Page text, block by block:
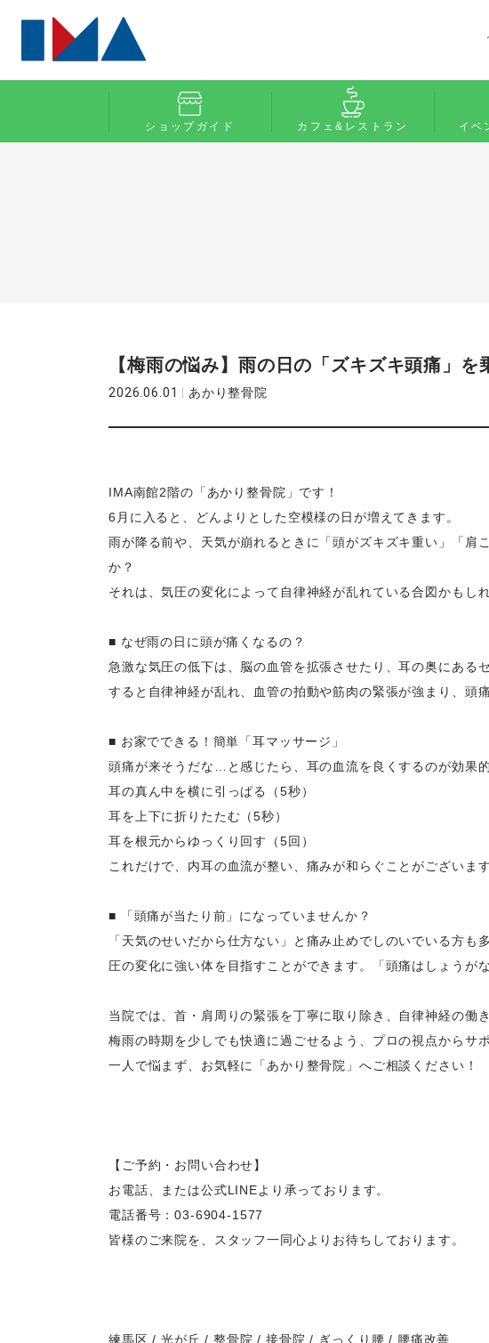
ショップガイド カフェ&レストラン イベ
【梅雨の悩み】雨の日の「ズキズキ頭痛」を
2026.06.01 あかり整骨院
IMA南館2階の「あかり整骨院」です！
​6月に入ると、どんよりとした空模様の日が増えてきます。
雨が降る前や、天気が崩れるときに「頭がズキズキ重い」「肩
か？
それは、気圧の変化によって自律神経が乱れている合図かもしれ
​■ なぜ雨の日に頭が痛くなるの？
急激な気圧の低下は、脳の血管を拡張させたり、耳の奥にある
すると自律神経が乱れ、血管の拍動や筋肉の緊張が強まり、頭
​■ お家でできる！簡単「耳マッサージ」
頭痛が来そうだな…と感じたら、耳の血流を良くするのが効果的
​耳の真ん中を横に引っぱる（5秒）
​耳を上下に折りたたむ（5秒）
​耳を根元からゆっくり回す（5回）
これだけで、内耳の血流が整い、痛みが和らぐことがございます
​■ 「頭痛が当たり前」になっていませんか？
「天気のせいだから仕方ない」と痛み止めでしのいでいる方
圧の変化に強い体を目指すことができます。「頭痛はしょうが
当院では、首・肩周りの緊張を丁寧に取り除き、自律神経の働
梅雨の時期を少しでも快適に過ごせるよう、プロの視点からサ
​一人で悩まず、お気軽に「あかり整骨院」へご相談ください！
【ご予約・お問い合わせ】
お電話、または公式LINEより承っております。
電話番号：03-6904-1577
皆様のご来院を、スタッフ一同心よりお待ちしております。
​練馬区 / 光が丘 / 整骨院 / 接骨院 / ぎっくり腰 / 腰痛改善